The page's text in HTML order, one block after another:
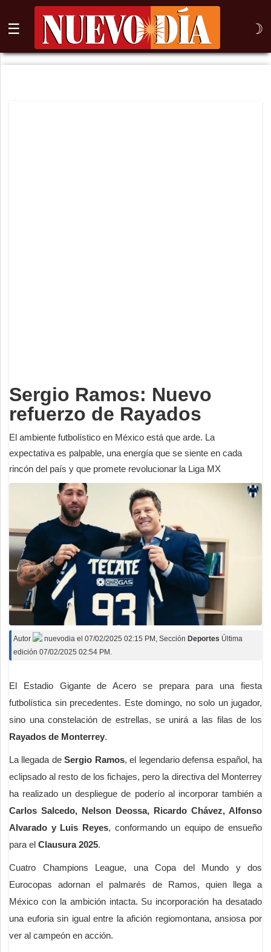
☰ ☽
⌕
Sergio Ramos: Nuevo
refuerzo de Rayados
El ambiente futbolístico en México está que arde. La
expectativa es palpable, una energía que se siente en cada
rincón del país y que promete revolucionar la Liga MX
Autor nuevodia el 07/02/2025 02:15 PM , Sección Deportes Última
edición 07/02/2025 02:54 PM.
El Estadio Gigante de Acero se prepara para una fiesta
futbolística sin precedentes. Este domingo, no solo un jugador,
sino una constelación de estrellas, se unirá a las filas de los
Rayados de Monterrey.
La llegada deSergio Ramos, el legendario defensa español, ha
eclipsado al resto de los fichajes, pero la directiva del Monterrey
ha realizado un despliegue de poderío al incorporar también a
Carlos Salcedo, Nelson Deossa, Ricardo Chávez, Alfonso
Alvarado y Luis Reyes, conformando un equipo de ensueño
para el Clausura 2025.
Cuatro Champions League, una Copa del Mundo y dos
Eurocopas adornan el palmarés de Ramos, quien llega a
México con la ambición intacta. Su incorporación ha desatado
una euforia sin igual entre la afición regiomontana, ansiosa por
ver al campeón en acción.